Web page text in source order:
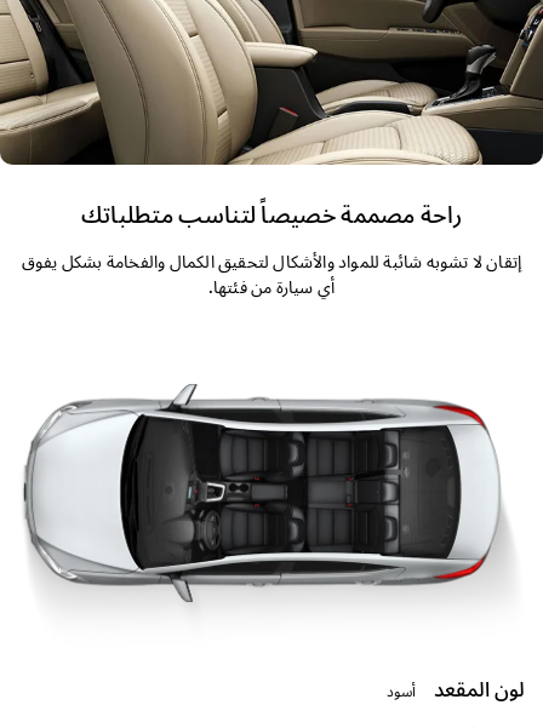
راحة مصممة خصيصاً لتناسب متطلباتك
إتقان لا تشوبه شائبة للمواد والأشكال لتحقيق الكمال والفخامة بشكل يفوق
أي سيارة من فئتها.
لون المقعد أسود